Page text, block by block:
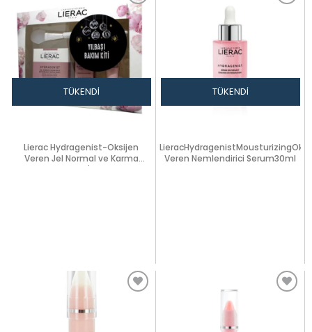
TÜKENDI
Lierac Hydragenist-Oksijen
Veren Jel Normal ve Karma
Ciltler İçin
TÜKENDI
Veren Nemlendirici Serum30ml